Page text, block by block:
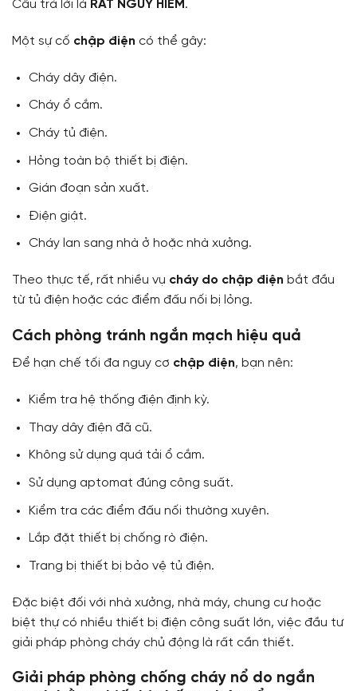
Câu trả lời là RẤT NGUY HIỂM .
Một sự cố chập điện có thể gây:
Cháy dây điện.
Cháy ổ cắm.
Cháy tủ điện.
Hỏng toàn bộ thiết bị điện.
Gián đoạn sản xuất.
Điện giật.
Cháy lan sang nhà ở hoặc nhà xưởng.
Theo thực tế, rất nhiều vụ cháy do chập điện bắt đầu
từ tủ điện hoặc các điểm đấu nối bị lỏng.
Cách phòng tránh ngắn mạch hiệu quả
Để hạn chế tối đa nguy cơ chập điện, bạn nên:
Kiểm tra hệ thống điện định kỳ.
Thay dây điện đã cũ.
Không sử dụng quá tải ổ cắm.
Sử dụng aptomat đúng công suất.
Kiểm tra các điểm đấu nối thường xuyên.
Lắp đặt thiết bị chống rò điện.
Trang bị thiết bị bảo vệ tủ điện.
Đặc biệt đối với nhà xưởng, nhà máy, chung cư hoặc
biệt thự có nhiều thiết bị điện công suất lớn, việc đầu tư
giải pháp phòng cháy chủ động là rất cần thiết.
Giải pháp phòng chống cháy nổ do ngắn